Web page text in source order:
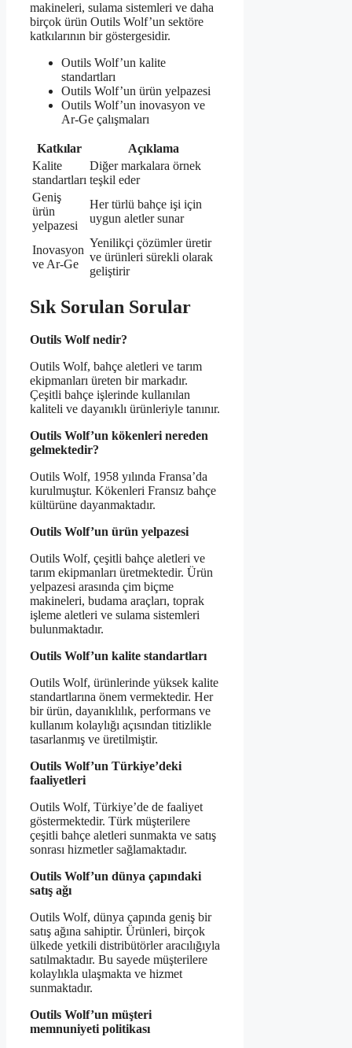
makineleri, sulama sistemleri ve daha
birçok ürün Outils Wolf’un sektöre
katkılarının bir göstergesidir.
Outils Wolf’un kalite
standartları
Outils Wolf’un ürün yelpazesi
Outils Wolf’un inovasyon ve
Ar-Ge çalışmaları
Katkılar
Açıklama
Kalite
standartları
Diğer markalara örnek
teşkil eder
Geniş
ürün
yelpazesi
Her türlü bahçe işi için
uygun aletler sunar
Inovasyon
ve Ar-Ge
Yenilikçi çözümler üretir
ve ürünleri sürekli olarak
geliştirir
Sık Sorulan Sorular
Outils Wolf nedir?
Outils Wolf, bahçe aletleri ve tarım
ekipmanları üreten bir markadır.
Çeşitli bahçe işlerinde kullanılan
kaliteli ve dayanıklı ürünleriyle tanınır.
Outils Wolf’un kökenleri nereden
gelmektedir?
Outils Wolf, 1958 yılında Fransa’da
kurulmuştur. Kökenleri Fransız bahçe
kültürüne dayanmaktadır.
Outils Wolf’un ürün yelpazesi
Outils Wolf, çeşitli bahçe aletleri ve
tarım ekipmanları üretmektedir. Ürün
yelpazesi arasında çim biçme
makineleri, budama araçları, toprak
işleme aletleri ve sulama sistemleri
bulunmaktadır.
Outils Wolf’un kalite standartları
Outils Wolf, ürünlerinde yüksek kalite
standartlarına önem vermektedir. Her
bir ürün, dayanıklılık, performans ve
kullanım kolaylığı açısından titizlikle
tasarlanmış ve üretilmiştir.
Outils Wolf’un Türkiye’deki
faaliyetleri
Outils Wolf, Türkiye’de de faaliyet
göstermektedir. Türk müşterilere
çeşitli bahçe aletleri sunmakta ve satış
sonrası hizmetler sağlamaktadır.
Outils Wolf’un dünya çapındaki
satış ağı
Outils Wolf, dünya çapında geniş bir
satış ağına sahiptir. Ürünleri, birçok
ülkede yetkili distribütörler aracılığıyla
satılmaktadır. Bu sayede müşterilere
kolaylıkla ulaşmakta ve hizmet
sunmaktadır.
Outils Wolf’un müşteri
memnuniyeti politikası